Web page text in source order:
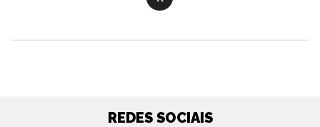
REDES SOCIAIS